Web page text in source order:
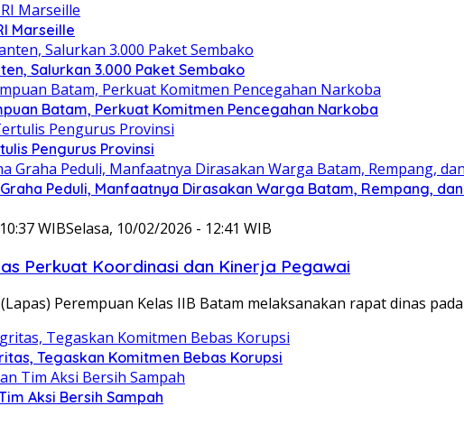
Marseille
Salurkan 3.000 Paket Sembako
Batam, Perkuat Komitmen Pencegahan Narkoba
Pengurus Provinsi
Peduli, Manfaatnya Dirasakan Warga Batam, Rempang,
WIBSelasa, 10/02/2026 - 12:41 WIB
Perkuat Koordinasi dan Kinerja Pegawai
Perempuan Kelas IIB Batam melaksanakan rapat dinas
Tegaskan Komitmen Bebas Korupsi
Aksi Bersih Sampah